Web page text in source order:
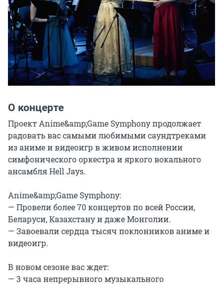
О концерте
Проект Anime&amp;Game Symphony продолжает
радовать вас самыми любимыми саундтреками
из аниме и видеоигр в живом исполнении
симфонического оркестра и яркого вокального
ансамбля Hell Jays.
Anime&amp;Game Symphony:
— Провели более 70 концертов по всей России,
Беларуси, Казахстану и даже Монголии.
— Завоевали сердца тысяч поклонников аниме и
видеоигр.
В новом сезоне вас ждет:
— 3 часа непрерывного музыкального